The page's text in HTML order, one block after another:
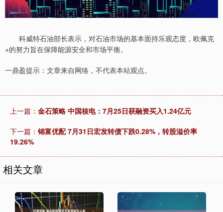
科威特石油部长表示，对石油市场的基本面持乐观态度，欧佩克
+的努力旨在保障能源安全和市场平衡。
一鼎盈提示：文章来自网络，不代表本站观点。
上一篇： 金石策略 中国核电：7月25日获融资买入1.24亿元
下一篇： 锦富优配 7月31日宏发转债下跌0.28%，转股溢价率
19.26%
相关文章